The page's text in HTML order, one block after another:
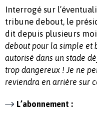
Interrogé sur
tribune debout, le
dit depuis plusieurs
debout pour la simple et
autorisé dans un stade
trop dangereux ! Je ne
reviendra en arrière sur
L’abonnement :